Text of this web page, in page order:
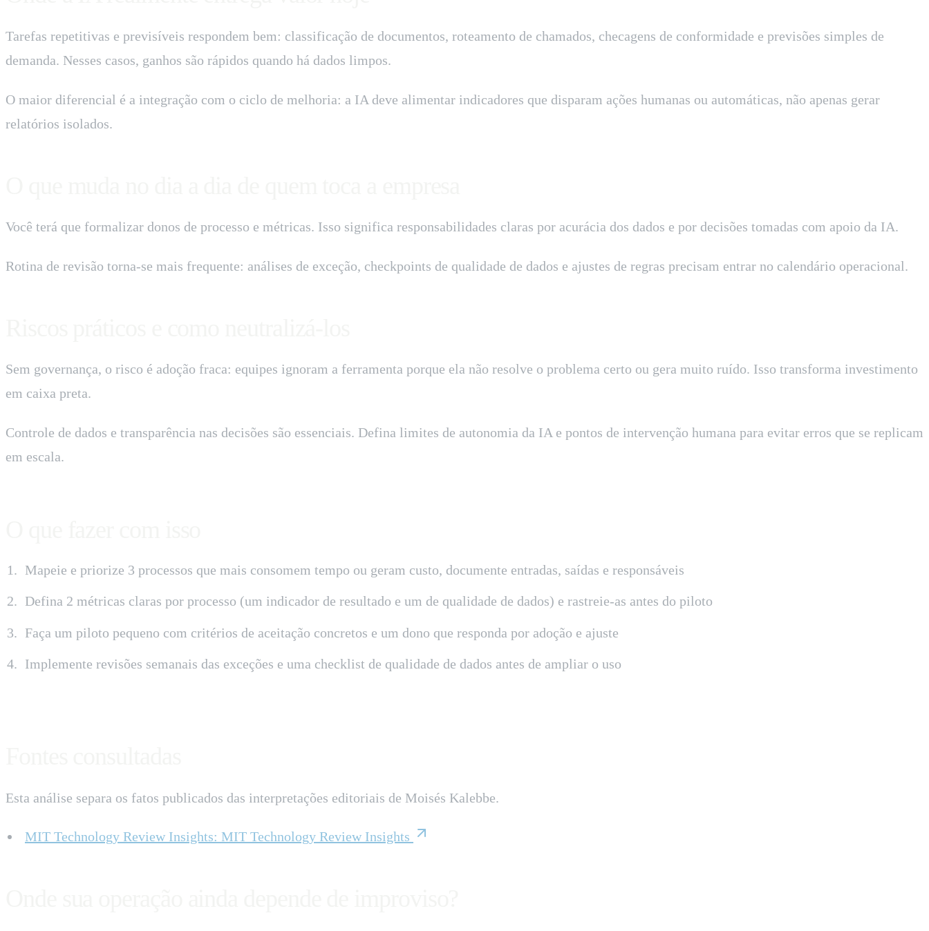
Tarefas repetitivas e previsíveis respondem bem: classificação de documentos, roteamento de chamados, checagens de conformidade e previsões simples de
demanda. Nesses casos, ganhos são rápidos quando há dados limpos.
O maior diferencial é a integração com o ciclo de melhoria: a IA deve alimentar indicadores que disparam ações humanas ou automáticas, não apenas gerar
relatórios isolados.
Você terá que formalizar donos de processo e métricas. Isso significa responsabilidades claras por acurácia dos dados e por decisões tomadas com apoio da IA.
Rotina de revisão torna-se mais frequente: análises de exceção, checkpoints de qualidade de dados e ajustes de regras precisam entrar no calendário operacional.
Sem governança, o risco é adoção fraca: equipes ignoram a ferramenta porque ela não resolve o problema certo ou gera muito ruído. Isso transforma investimento
em caixa preta.
Controle de dados e transparência nas decisões são essenciais. Defina limites de autonomia da IA e pontos de intervenção humana para evitar erros que se replicam
em escala.
Mapeie e priorize 3 processos que mais consomem tempo ou geram custo, documente entradas, saídas e responsáveis
Defina 2 métricas claras por processo (um indicador de resultado e um de qualidade de dados) e rastreie-as antes do piloto
Faça um piloto pequeno com critérios de aceitação concretos e um dono que responda por adoção e ajuste
Implemente revisões semanais das exceções e uma checklist de qualidade de dados antes de ampliar o uso
Esta análise separa os fatos publicados das interpretações editoriais de Moisés Kalebbe.
MIT Technology Review Insights: MIT Technology Review Insights